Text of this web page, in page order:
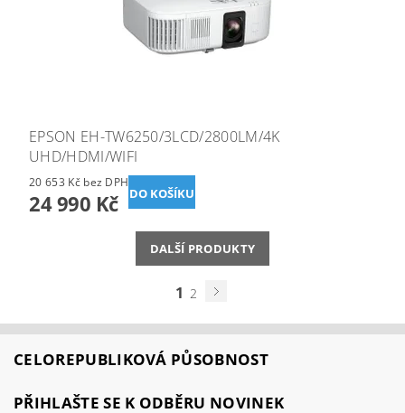
EPSON EH-TW6250/3LCD/2800LM/4K
UHD/HDMI/WIFI
20 653 Kč bez DPH
24 990 Kč
DALŠÍ PRODUKTY
1 2
CELOREPUBLIKOVÁ PŮSOBNOST
PŘIHLAŠTE SE K ODBĚRU NOVINEK